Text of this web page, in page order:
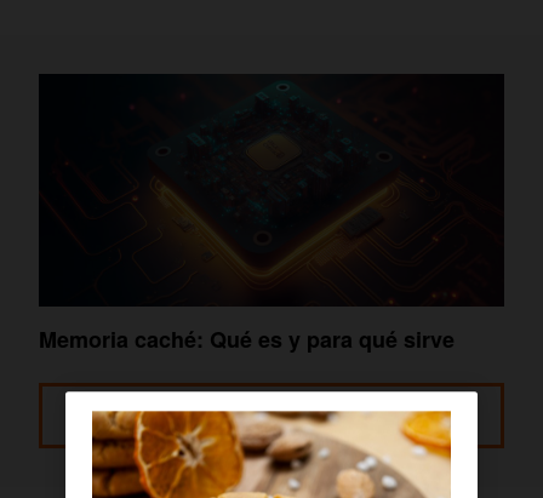
Memoria caché: Qué es y para qué sirve
Leer más